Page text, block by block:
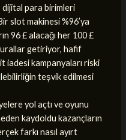
dijital para birimleri
slot makinesi %96’ya
96 £ alacağı her 100 £
getiriyor, hafif
kampanyaları riski
teşvik edilmesi
yol açtı ve oyunu
kaydoldu kazançların
farkı nasıl ayırt